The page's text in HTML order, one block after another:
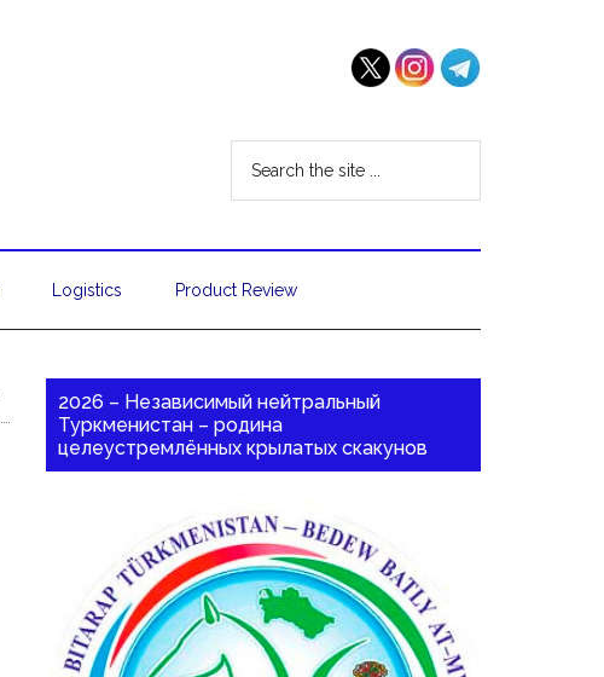
Logistics Product Review
2026 – Независимый нейтральный
Туркменистан – родина
целеустремлённых крылатых скакунов